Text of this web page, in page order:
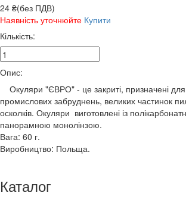
24 ₴(без ПДВ)
Наявність уточнюйте Купити
Кількість:
Опис:
Окуляри "ЄВРО" - це закриті, призначені для
промислових забруднень, великих частинок
осколків. Окуляри виготовлені із
панорамною монолінзою.
Вага: 60 г.
Виробництво: Польща.
Каталог